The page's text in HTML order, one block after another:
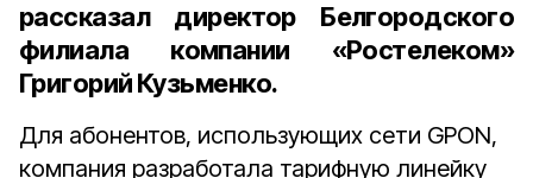
рассказал директор Белгородского
филиала компании «Ростелеком»
Григорий Кузьменко.
Для абонентов, использующих сети GPON,
компания разработала тарифную линейку